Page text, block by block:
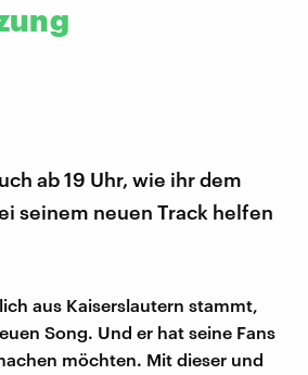
ab 19 Uhr, wie ihr dem
seinem neuen Track helfen
aus Kaiserslautern stammt,
Song. Und er hat seine Fans
möchten. Mit dieser und